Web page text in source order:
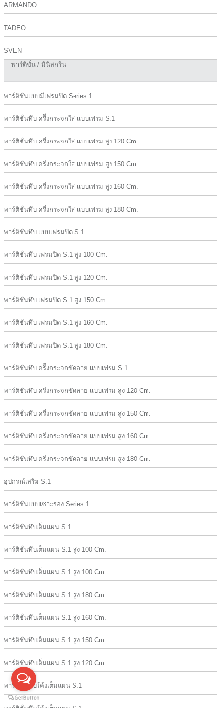
ARMANDO
TADEO
SVEN
พาร์ติชั่น / มินิสกรีน
พาร์ติชั่นเเบบมีเฟรมปิด Series 1.
พาร์ติชั่นทึบ ครึีงกระจกใส เเบบเฟรม S.1
พาร์ติชั่นทึบ ครึ่งกระจกใส เเบบเฟรม สูง 120 Cm.
พาร์ติชั่นทึบ ครึ่งกระจกใส เเบบเฟรม สูง 150 Cm.
พาร์ติชั่นทึบ ครึ่งกระจกใส เเบบเฟรม สูง 160 Cm.
พาร์ติชั่นทึบ ครึ่งกระจกใส เเบบเฟรม สูง 180 Cm.
พาร์ติชั่นทึบ เเบบเฟรมปิด S.1
พาร์ติชั่นทึบ เฟรมปิด S.1 สูง 100 Cm.
พาร์ติชั่นทึบ เฟรมปิด S.1 สูง 120 Cm.
พาร์ติชั่นทึบ เฟรมปิด S.1 สูง 150 Cm.
พาร์ติชั่นทึบ เฟรมปิด S.1 สูง 160 Cm.
พาร์ติชั่นทึบ เฟรมปิด S.1 สูง 180 Cm.
พาร์ติชั่นทึบ ครึีงกระจกขัดลาย เเบบเฟรม S.1
พาร์ติชั่นทึบ ครึ่งกระจกขัดลาย เเบบเฟรม สูง 120 Cm.
พาร์ติชั่นทึบ ครึ่งกระจกขัดลาย เเบบเฟรม สูง 150 Cm.
พาร์ติชั่นทึบ ครึ่งกระจกขัดลาย เเบบเฟรม สูง 160 Cm.
พาร์ติชั่นทึบ ครึ่งกระจกขัดลาย เเบบเฟรม สูง 180 Cm.
อุปกรณ์เสริม S.1
พาร์ติชั่นแบบเซาะร่อง Series 1.
พาร์ติชั่นทึบเต็มแผ่น S.1
พาร์ติชั่นทึบเต็มแผ่น S.1 สูง 100 Cm.
พาร์ติชั่นทึบเต็มแผ่น S.1 สูง 100 Cm.
พาร์ติชั่นทึบเต็มแผ่น S.1 สูง 180 Cm.
พาร์ติชั่นทึบเต็มแผ่น S.1 สูง 160 Cm.
พาร์ติชั่นทึบเต็มแผ่น S.1 สูง 150 Cm.
พาร์ติชั่นทึบเต็มแผ่น S.1 สูง 120 Cm.
พาร์ติชั่นทึบโค้งเต็มแผ่น S.1